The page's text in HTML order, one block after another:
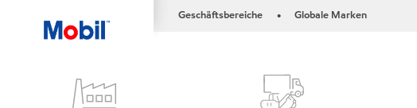
Geschäftsbereiche • Globale Marken